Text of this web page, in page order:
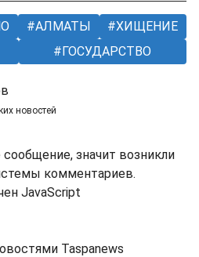
АЛМАТЫ
ХИЩЕНИЕ
ГОСУДАРСТВО
новостей
значит возникли
комментариев.
JavaScript
Taspanews